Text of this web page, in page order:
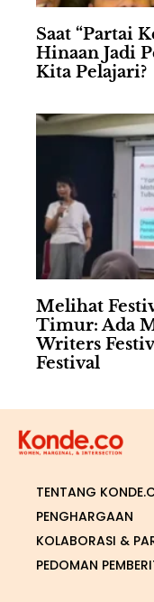
Saat “Partai
Hinaan Jadi
Kita Pelajari?
Melihat
Timur: Ada
Writers
Festival
TENTANG
PENGHARGAAN
KOLABORASI &
PEDOMAN